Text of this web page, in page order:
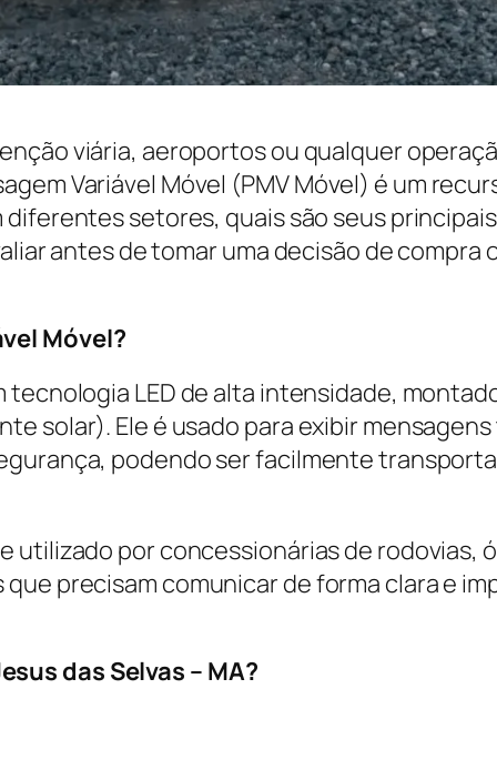
viária, aeroportos ou qualquer
Variável Móvel (PMV Móvel) é um
setores, quais são seus
antes de tomar uma decisão de compra
Móvel?
tecnologia LED de alta intensidade,
solar). Ele é usado para exibir
podendo ser facilmente
utilizado por concessionárias de rodovias,
precisam comunicar de forma clara e
das Selvas – MA?